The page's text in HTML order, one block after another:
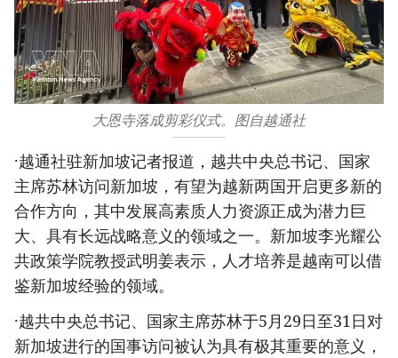
大恩寺落成剪彩仪式。图自越通社
·越通社驻新加坡记者报道，越共中央总书记、国家
主席苏林访问新加坡，有望为越新两国开启更多新的
合作方向，其中发展高素质人力资源正成为潜力巨
大、具有长远战略意义的领域之一。新加坡李光耀公
共政策学院教授武明姜表示，人才培养是越南可以借
鉴新加坡经验的领域。
·越共中央总书记、国家主席苏林于5月29日至31日对
新加坡进行的国事访问被认为具有极其重要的意义，